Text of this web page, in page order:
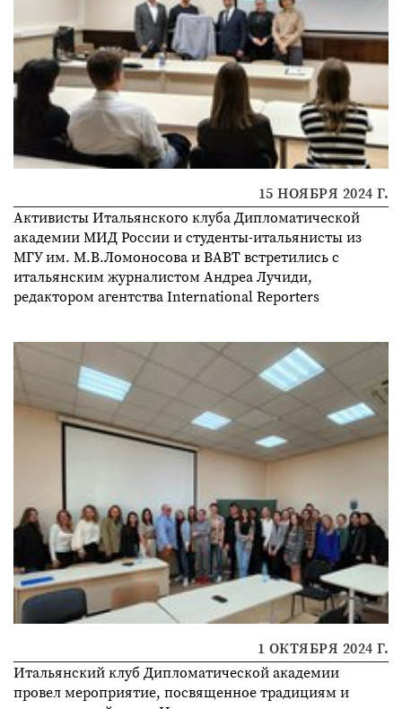
15 НОЯБРЯ 2024 Г.
Активисты Итальянского клуба Дипломатической
академии МИД России и студенты-итальянисты из
МГУ им. М.В.Ломоносова и ВАВТ встретились с
итальянским журналистом Андреа Лучиди,
редактором агентства International Reporters
1 ОКТЯБРЯ 2024 Г.
Итальянский клуб Дипломатической академии
провел мероприятие, посвященное традициям и